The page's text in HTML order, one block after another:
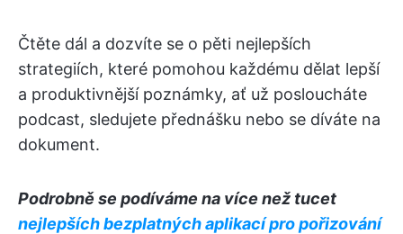
Čtěte dál a dozvíte se o pěti nejlepších
strategiích, které pomohou každému dělat lepší
a produktivnější poznámky, ať už posloucháte
podcast, sledujete přednášku nebo se díváte na
dokument.
Podrobně se podíváme na více než tucet
nejlepších bezplatných aplikací pro pořizování